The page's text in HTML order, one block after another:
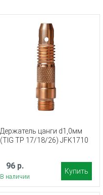
Держатель цанги d1,0мм
(TIG TP 17/18/26) JFK1710
96 р.
В наличии
Купить